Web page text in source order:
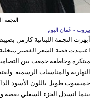
النجمة
بيروت - عُمان اليوم
أبهرت النجمة اللبنانية كارمن
اعتمدت قصة الشعر القصير متخلية
مبتكرة وخاطفة جمعت بين
النهارية والمناسبات الرسمية.
جمبسوت طويل باللون الأسود
بينما انسدل الجزء السفلي بقصة